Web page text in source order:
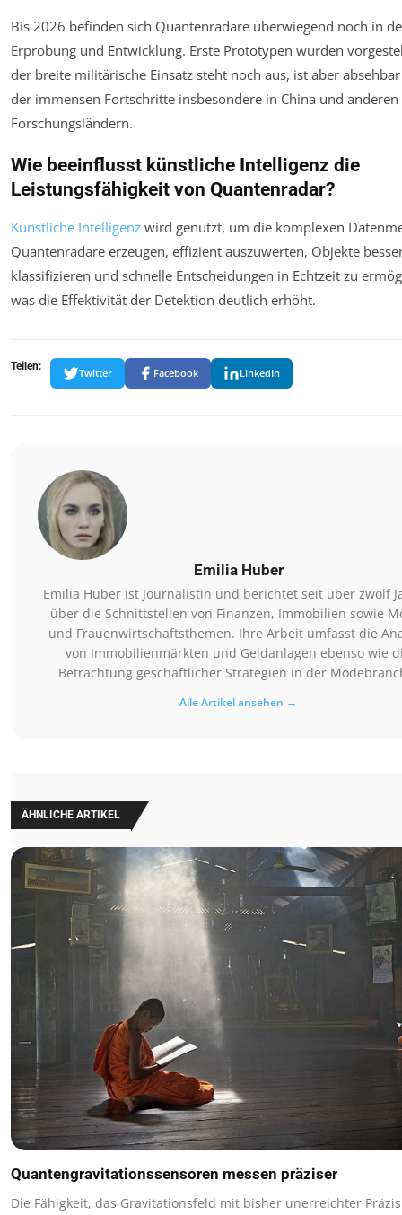
Bis 2026 befinden sich Quantenradare überwiegend noch in
Erprobung und Entwicklung. Erste Prototypen wurden
der breite militärische Einsatz steht noch aus, ist aber
der immensen Fortschritte insbesondere in China und anderen
Forschungsländern.
Wie beeinflusst künstliche Intelligenz die
Leistungsfähigkeit von Quantenradar?
Künstliche Intelligenz wird genutzt, um die komplexen
Quantenradare erzeugen, effizient auszuwerten, Objekte
klassifizieren und schnelle Entscheidungen in Echtzeit zu
was die Effektivität der Detektion deutlich erhöht.
Teilen:
Twitter Facebook LinkedIn
Emilia Huber
Emilia Huber ist Journalistin und berichtet seit über zwölf
über die Schnittstellen von Finanzen, Immobilien sowie
und Frauenwirtschaftsthemen. Ihre Arbeit umfasst die
von Immobilienmärkten und Geldanlagen ebenso wie
Betrachtung geschäftlicher Strategien in der
Alle Artikel ansehen →
ÄHNLICHE ARTIKEL
Quantengravitationssensoren messen präziser
Die Fähigkeit, das Gravitationsfeld mit bisher unerreichter